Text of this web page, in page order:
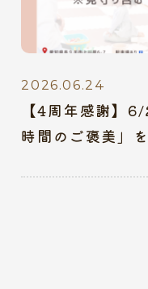
2026.06.24
【4周年感謝】
時間のご褒美」